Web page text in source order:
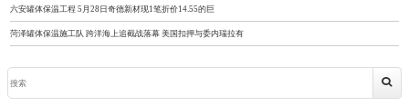
六安罐体保温工程 5月28日奇德新材现1笔折价14.55的巨
菏泽罐体保温施工队 跨洋海上追截战落幕 美国扣押与委内瑞拉有